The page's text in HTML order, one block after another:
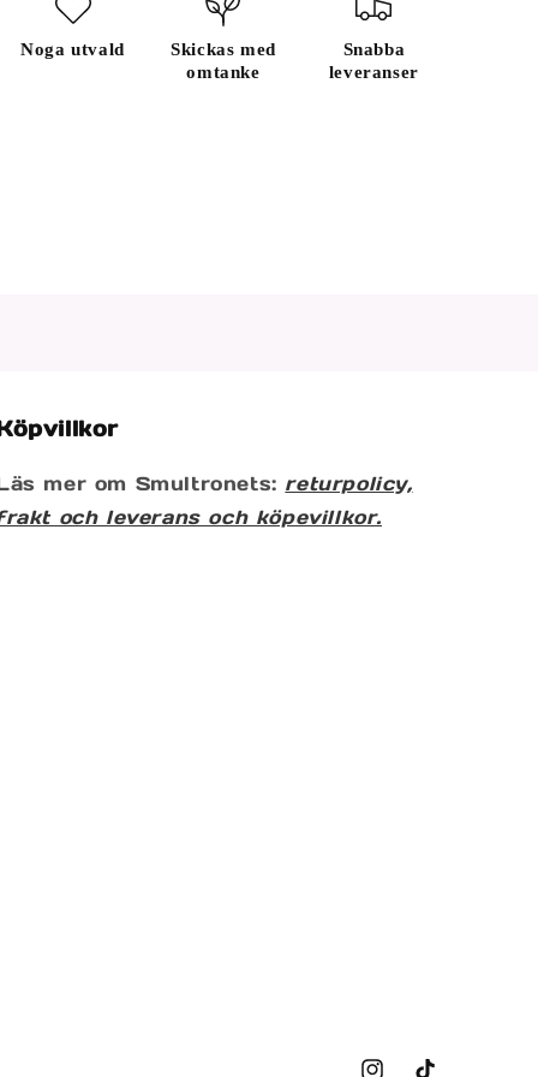
Noga utvald
Skickas med
omtanke
Snabba
leveranser
mer om Smultronets: returpolicy,
och leverans och köpevillkor.